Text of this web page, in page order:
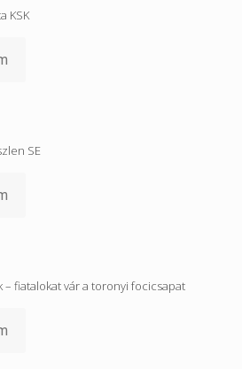
KSK
SE
– fiatalokat vár a toronyi focicsapat